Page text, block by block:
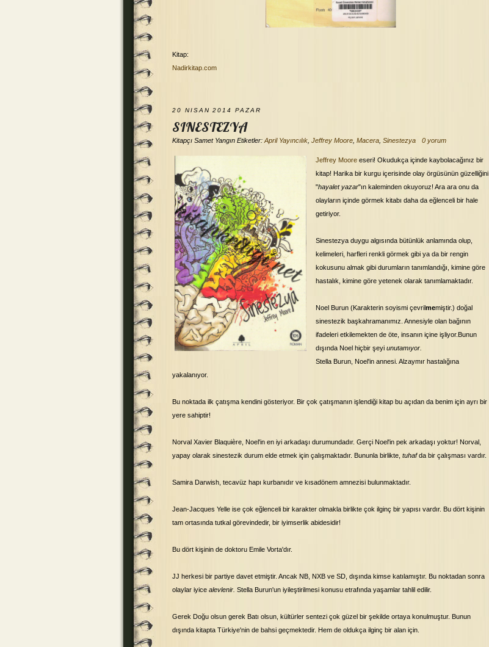
Kitap:
Nadirkitap.com
20 NISAN 2014 PAZAR
SINESTEZYA
Kitapçı Samet Yangın Etiketler: April Yayıncılık Jeffrey Moore Macera Sinestezya 0 yorum
Jeffrey Moore eseri! Okudukça içinde kaybolacağınız bir
kitap! Harika bir kurgu içerisinde olay örgüsünün güzelliğini
"hayalet yazar"ın kaleminden okuyoruz! Ara ara onu da
olayların içinde görmek kitabı daha da eğlenceli bir hale
getiriyor.
Sinestezya duygu algısında bütünlük anlamında olup,
kelimeleri, harfleri renkli görmek gibi ya da bir rengin
kokusunu almak gibi durumların tanımlandığı, kimine göre
hastalık, kimine göre yetenek olarak tanımlamaktadır.
Noel Burun (Karakterin soyismi çevrilmemiştir.) doğal
sinestezik başkahramanımız. Annesiyle olan bağının
ifadeleri etkilemekten de öte, insanın içine işliyor.Bunun
dışında Noel hiçbir şeyi unutamıyor.
Stella Burun, Noel'in annesi. Alzaymır hastalığına
yakalanıyor.
Bu noktada ilk çatışma kendini gösteriyor. Bir çok çatışmanın işlendiği kitap bu açıdan da benim için ayrı bir
yere sahiptir!
Norval Xavier Blaquière, Noel'in en iyi arkadaşı durumundadır. Gerçi Noel'in pek arkadaşı yoktur! Norval,
yapay olarak sinestezik durum elde etmek için çalışmaktadır. Bununla birlikte, tuhafda bir çalışması vardır.
Samira Darwish, tecavüz hapı kurbanıdır ve kısadönem amnezisi bulunmaktadır.
Jean-Jacques Yelle ise çok eğlenceli bir karakter olmakla birlikte çok ilginç bir yapısı vardır. Bu dört kişinin
tam ortasında tutkal görevindedir, bir iyimserlik abidesidir!
Bu dört kişinin de doktoru Emile Vorta'dır.
JJ herkesi bir partiye davet etmiştir. Ancak NB, NXB ve SD, dışında kimse katılamıştır. Bu noktadan sonra
olaylar iyice alevlenir. Stella Burun'un iyileştirilmesi konusu etrafında yaşamlar tahlil edilir.
Gerek Doğu olsun gerek Batı olsun, kültürler sentezi çok güzel bir şekilde ortaya konulmuştur. Bunun
dışında kitapta Türkiye'nin de bahsi geçmektedir. Hem de oldukça ilginç bir alan için.